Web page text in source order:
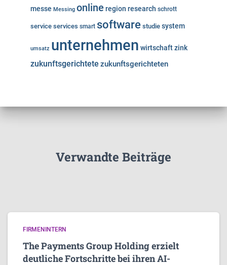
messe Messing online region research schrott
service services smart software studie system
umsatz unternehmen wirtschaftzink
zukunftsgerichtete zukunftsgerichteten
Verwandte Beiträge
FIRMENINTERN
The Payments Group Holding erzielt
deutliche Fortschritte bei ihren AI-